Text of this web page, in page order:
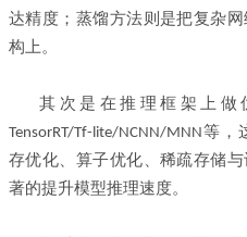
达精度；蒸馏方法则是把复杂
构上。
其次是在推理框架上做
TensorRT/Tf-lite/NCNN/MNN等，
存优化、算子优化、稀疏存储
著的提升模型推理速度。